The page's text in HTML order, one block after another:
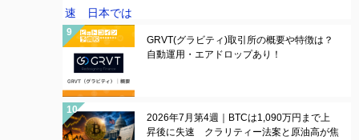
GRVT(グラビティ)取引所の概要や特徴は？
自動運用・エアドロップあり！
2026年7月第4週｜BTCは1,090万円まで上
昇後に失速 クラリティー法案と原油高が焦